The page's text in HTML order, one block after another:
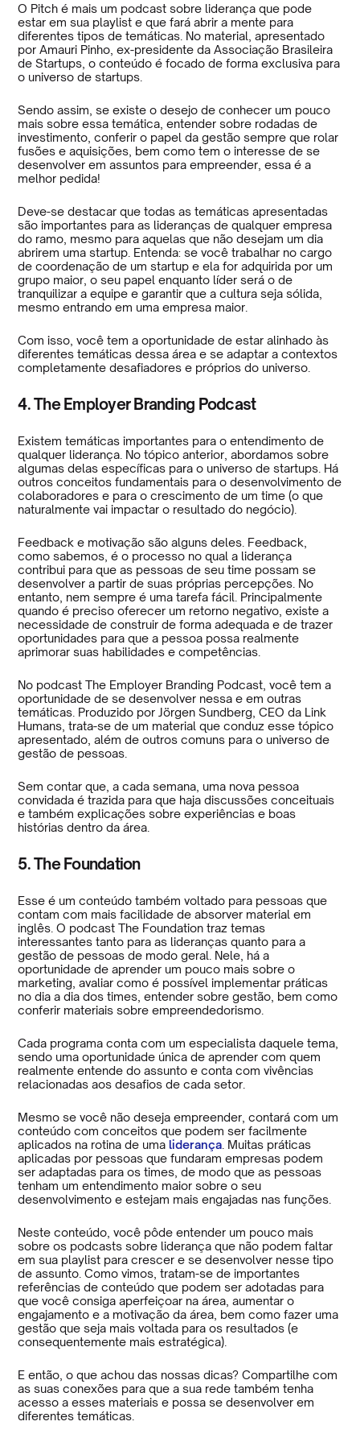
O Pitch é mais um podcast sobre liderança que pode
estar em sua playlist e que fará abrir a mente para
diferentes tipos de temáticas. No material, apresentado
por Amauri Pinho, ex-presidente da Associação Brasileira
de Startups, o conteúdo é focado de forma exclusiva para
o universo de startups.
Sendo assim, se existe o desejo de conhecer um pouco
mais sobre essa temática, entender sobre rodadas de
investimento, conferir o papel da gestão sempre que rolar
fusões e aquisições, bem como tem o interesse de se
desenvolver em assuntos para empreender, essa é a
melhor pedida!
Deve-se destacar que todas as temáticas apresentadas
são importantes para as lideranças de qualquer empresa
do ramo, mesmo para aquelas que não desejam um dia
abrirem uma startup. Entenda: se você trabalhar no cargo
de coordenação de um startup e ela for adquirida por um
grupo maior, o seu papel enquanto líder será o de
tranquilizar a equipe e garantir que a cultura seja sólida,
mesmo entrando em uma empresa maior.
Com isso, você tem a oportunidade de estar alinhado às
diferentes temáticas dessa área e se adaptar a contextos
completamente desafiadores e próprios do universo.
4. The Employer Branding Podcast
Existem temáticas importantes para o entendimento de
qualquer liderança. No tópico anterior, abordamos sobre
algumas delas específicas para o universo de startups. Há
outros conceitos fundamentais para o desenvolvimento de
colaboradores e para o crescimento de um time (o que
naturalmente vai impactar o resultado do negócio).
Feedback e motivação são alguns deles. Feedback,
como sabemos, é o processo no qual a liderança
contribui para que as pessoas de seu time possam se
desenvolver a partir de suas próprias percepções. No
entanto, nem sempre é uma tarefa fácil. Principalmente
quando é preciso oferecer um retorno negativo, existe a
necessidade de construir de forma adequada e de trazer
oportunidades para que a pessoa possa realmente
aprimorar suas habilidades e competências.
No podcast The Employer Branding Podcast, você tem a
oportunidade de se desenvolver nessa e em outras
temáticas. Produzido por Jörgen Sundberg, CEO da Link
Humans, trata-se de um material que conduz esse tópico
apresentado, além de outros comuns para o universo de
gestão de pessoas.
Sem contar que, a cada semana, uma nova pessoa
convidada é trazida para que haja discussões conceituais
e também explicações sobre experiências e boas
histórias dentro da área.
5. The Foundation
Esse é um conteúdo também voltado para pessoas que
contam com mais facilidade de absorver material em
inglês. O podcast The Foundation traz temas
interessantes tanto para as lideranças quanto para a
gestão de pessoas de modo geral. Nele, há a
oportunidade de aprender um pouco mais sobre o
marketing, avaliar como é possível implementar práticas
no dia a dia dos times, entender sobre gestão, bem como
conferir materiais sobre empreendedorismo.
Cada programa conta com um especialista daquele tema,
sendo uma oportunidade única de aprender com quem
realmente entende do assunto e conta com vivências
relacionadas aos desafios de cada setor.
Mesmo se você não deseja empreender, contará com um
conteúdo com conceitos que podem ser facilmente
aplicados na rotina de uma liderança . Muitas práticas
aplicadas por pessoas que fundaram empresas podem
ser adaptadas para os times, de modo que as pessoas
tenham um entendimento maior sobre o seu
desenvolvimento e estejam mais engajadas nas funções.
Neste conteúdo, você pôde entender um pouco mais
sobre os podcasts sobre liderança que não podem faltar
em sua playlist para crescer e se desenvolver nesse tipo
de assunto. Como vimos, tratam-se de importantes
referências de conteúdo que podem ser adotadas para
que você consiga aperfeiçoar na área, aumentar o
engajamento e a motivação da área, bem como fazer uma
gestão que seja mais voltada para os resultados (e
consequentemente mais estratégica).
E então, o que achou das nossas dicas? Compartilhe com
as suas conexões para que a sua rede também tenha
acesso a esses materiais e possa se desenvolver em
diferentes temáticas.